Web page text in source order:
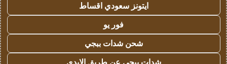
ايتونز سعودي اقساط
فور يو
شحن شدات ببجي
شدات ببجي عن طريق الايدي